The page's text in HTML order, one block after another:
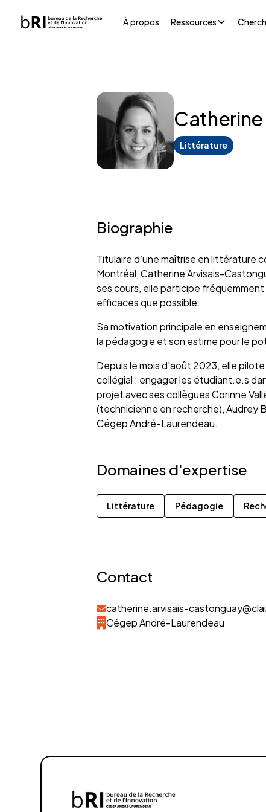
À propos Ressources
Littérature
Biographie
Titulaire d’une maîtrise en littérature
Montréal, Catherine Arvisais-
ses cours, elle participe
efficaces que possible.
Sa motivation principale en
la pédagogie et son estime pour le
Depuis le mois d’août 2023, elle
collégial : engager les étudiant.e.s
projet avec ses collègues Corinne
(technicienne en recherche), Audrey
Cégep André-Laurendeau.
Domaines d'expertise
Littérature Pédagogie
Contact
catherine.arvisais-
Cégep André-Laurendeau